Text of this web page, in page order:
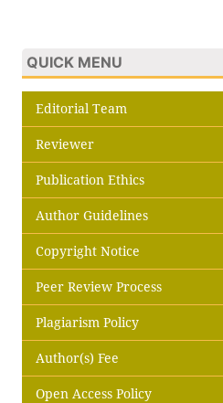
QUICK MENU
Editorial Team
Reviewer
Publication Ethics
Author Guidelines
Copyright Notice
Peer Review Process
Plagiarism Policy
Author(s) Fee
Open Access Policy